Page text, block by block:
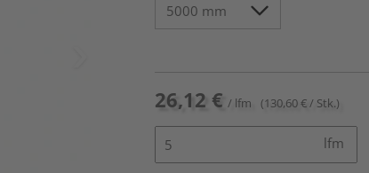
26,12 € / lfm (130,60 € / Stk.)
lfm